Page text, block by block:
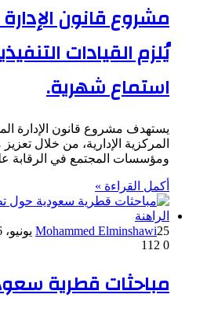
مشروع قانون
يُلزم القيادات
استماع شهرية.
يستهدف مشروع قانون الإدارة
المركزية الإدارية، من خلال
ومؤسسات المجتمع في الرقابة
أكمل القراءة »
Mohammed Elminshawi25 يونيو، 2026
0
مباحثات قطرية